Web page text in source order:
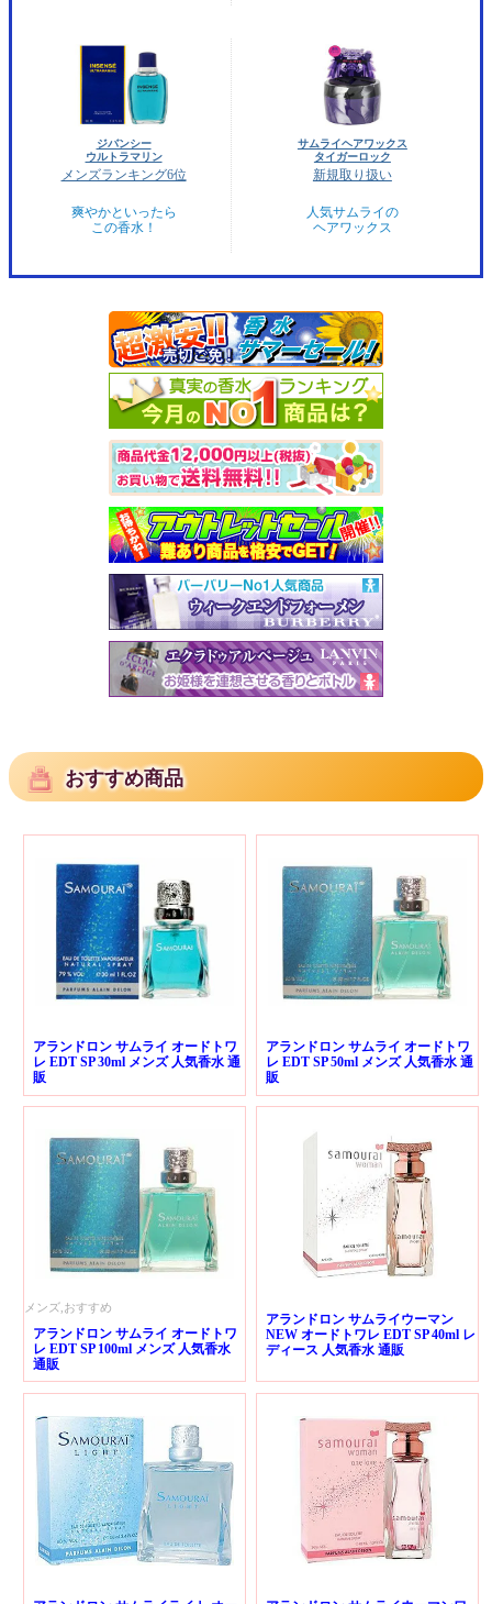
ジバンシー
ウルトラマリン
メンズランキング6位
爽やかといったら
この香水！
サムライヘアワックス
タイガーロック
新規取り扱い
人気サムライの
ヘアワックス
おすすめ商品
アランドロン サムライ オードトワ
レ EDT SP 30ml メンズ 人気香水 通
販
アランドロン サムライ オードトワ
レ EDT SP 50ml メンズ 人気香水 通
販
メンズ,おすすめ
アランドロン サムライ オードトワ
レ EDT SP 100ml メンズ 人気香水
通販
アランドロン サムライウーマン
NEW オードトワレ EDT SP 40ml レ
ディース 人気香水 通販